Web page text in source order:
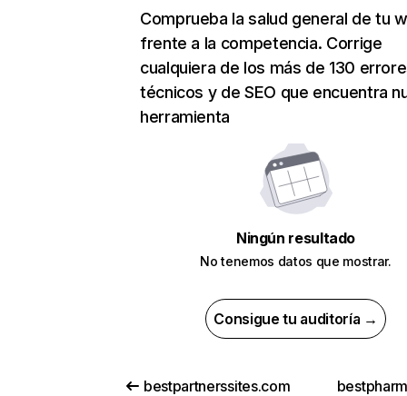
Comprueba la salud general de tu
frente a la competencia. Corrige
cualquiera de los más de 130
técnicos y de SEO que encuentra
herramienta
Ningún resultado
No tenemos datos que mostrar.
Consigue tu auditoría →
bestpartnerssites.com